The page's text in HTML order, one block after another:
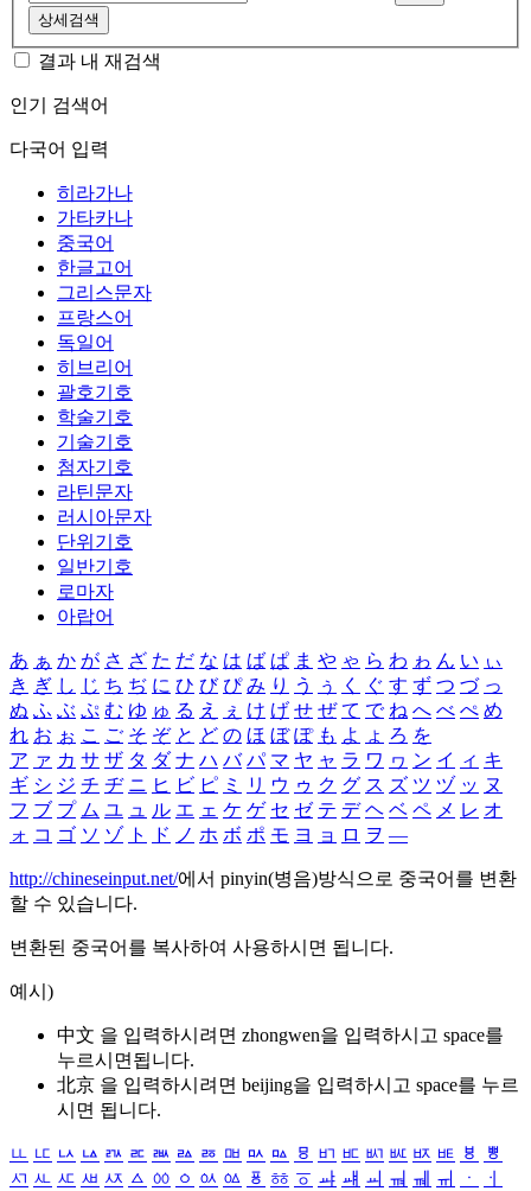
상세검색
결과 내 재검색
인기 검색어
다국어 입력
히라가나
가타카나
중국어
한글고어
그리스문자
프랑스어
독일어
히브리어
괄호기호
학술기호
기술기호
첨자기호
라틴문자
러시아문자
단위기호
일반기호
로마자
아랍어
あ ぁ か が さ ざ た だ な は ば ぱ ま や ゃ ら わ ゎ ん い ぃ
き ぎ し じ ち ぢ に ひ び ぴ み り う ぅ く ぐ す ず つ づ っ
ぬ ふ ぶ ぷ む ゆ ゅ る え ぇ け げ せ ぜ て で ね へ べ ぺ め
れ お ぉ こ ご そ ぞ と ど の ほ ぼ ぽ も よ ょ ろ を
ア ァ カ サ ザ タ ダ ナ ハ バ パ マ ヤ ャ ラ ワ ヮ ン イ ィ キ
ギ シ ジ チ ヂ ニ ヒ ビ ピ ミ リ ウ ゥ ク グ ス ズ ツ ヅ ッ ヌ
フ ブ プ ム ユ ュ ル エ ェ ケ ゲ セ ゼ テ デ ヘ ベ ペ メ レ オ
ォ コ ゴ ソ ゾ ト ド ノ ホ ボ ポ モ ヨ ョ ロ ヲ ―
http://chineseinput.net/에서 pinyin(병음)방식으로 중국어를 변환
할 수 있습니다.
변환된 중국어를 복사하여 사용하시면 됩니다.
예시)
中文 을 입력하시려면 zhongwen을 입력하시고 space를
누르시면됩니다.
北京 을 입력하시려면 beijing을 입력하시고 space를 누르
시면 됩니다.
ㅥ ㅦ ㅧ ㅨ ㅩ ㅪ ㅫ ㅬ ㅭ ㅮ ㅯ ㅰ ㅱ ㅲ ㅳ ㅴ ㅵ ㅶ ㅷ ㅸ
ㅹ
ㅺ ㅻ ㅼ ㅽ ㅾ ㅿ ㆀ ㆁ ㆂ ㆃ ㆄ ㆅ ㆆ ㆇ ㆈ ㆉ ㆊ ㆋ ㆌ ㆍ
ㆎ